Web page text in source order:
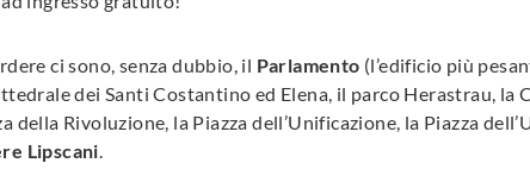
ci sono, senza dubbio, il Parlamento (l’edificio più
dei Santi Costantino ed Elena, il parco Herastrau, la
della Rivoluzione, la Piazza dell’Unificazione, la Piazza
Lipscani.